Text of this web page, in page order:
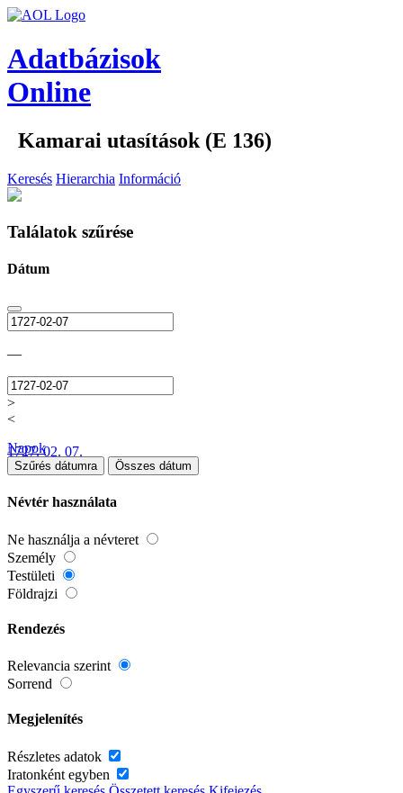
Adatbázisok
Online
Kamarai utasítások (E 136)
Keresés Hierarchia Információ
Találatok szűrése
Dátum
—
>
<
1727. 02. 07.
Napok
Szűrés dátumra Összes dátum
Névtér használata
Ne használja a névteret
Személy
Testületi
Földrajzi
Rendezés
Relevancia szerint
Sorrend
Megjelenítés
Részletes adatok
Iratonként egyben